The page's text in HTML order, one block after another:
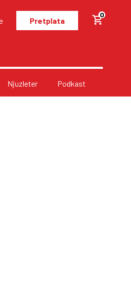
Pretplata
0
Njuzleter Podkast